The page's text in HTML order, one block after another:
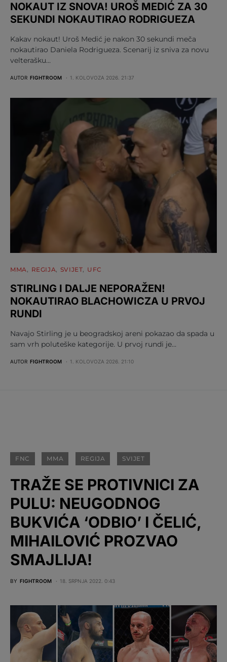
NOKAUT IZ SNOVA! UROŠ MEDIĆ ZA 30
SEKUNDI NOKAUTIRAO RODRIGUEZA
Kakav nokaut! Uroš Medić je nakon 30 sekundi meča
nokautirao Daniela Rodrigueza. Scenarij iz sniva za novu
velterašku…
AUTOR FIGHTROOM 1. KOLOVOZA 2026. 21:37
MMA REGIJA SVIJET UFC
STIRLING I DALJE NEPORAŽEN!
NOKAUTIRAO BLACHOWICZA U PRVOJ
RUNDI
Navajo Stirling je u beogradskoj areni pokazao da spada u
sam vrh poluteške kategorije. U prvoj rundi je…
AUTOR FIGHTROOM 1. KOLOVOZA 2026. 21:10
FNC MMA REGIJA SVIJET
TRAŽE SE PROTIVNICI ZA
PULU: NEUGODNOG
BUKVIĆA ‘ODBIO’ I ČELIĆ,
MIHAILOVIĆ PROZVAO
SMAJLIJA!
BY FIGHTROOM 18. SRPNJA 2022. 0:43